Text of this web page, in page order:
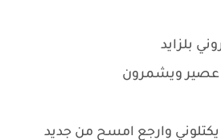
بلزايد
عصير ويشمرون
يكتلوني وارجع امسح من جديد